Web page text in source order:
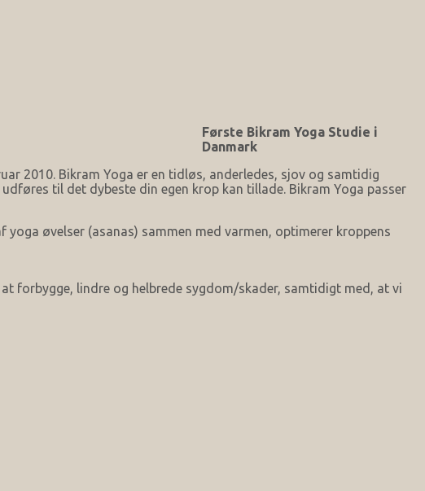
Første Bikram Yoga Studie i
Danmark
2010. Bikram Yoga er en tidløs, anderledes, sjov og samtidig
til det dybeste din egen krop kan tillade. Bikram Yoga passer
øvelser (asanas) sammen med varmen, optimerer kroppens
forbygge, lindre og helbrede sygdom/skader, samtidigt med, at vi